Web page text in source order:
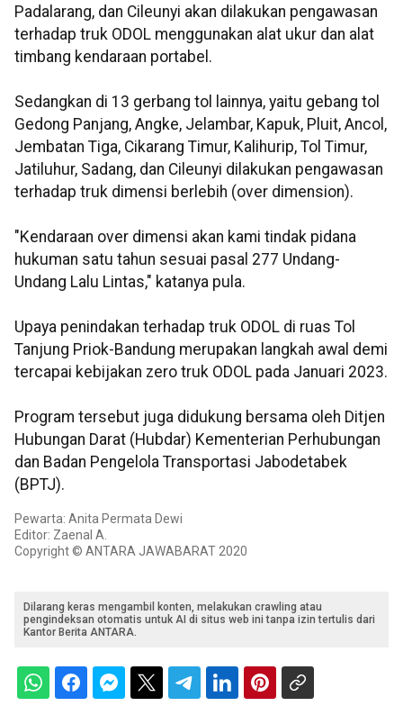
Padalarang, dan Cileunyi akan dilakukan pengawasan
terhadap truk ODOL menggunakan alat ukur dan alat
timbang kendaraan portabel.
Sedangkan di 13 gerbang tol lainnya, yaitu gebang tol
Gedong Panjang, Angke, Jelambar, Kapuk, Pluit, Ancol,
Jembatan Tiga, Cikarang Timur, Kalihurip, Tol Timur,
Jatiluhur, Sadang, dan Cileunyi dilakukan pengawasan
terhadap truk dimensi berlebih (over dimension).
"Kendaraan over dimensi akan kami tindak pidana
hukuman satu tahun sesuai pasal 277 Undang-
Undang Lalu Lintas," katanya pula.
Upaya penindakan terhadap truk ODOL di ruas Tol
Tanjung Priok-Bandung merupakan langkah awal demi
tercapai kebijakan zero truk ODOL pada Januari 2023.
Program tersebut juga didukung bersama oleh Ditjen
Hubungan Darat (Hubdar) Kementerian Perhubungan
dan Badan Pengelola Transportasi Jabodetabek
(BPTJ).
Pewarta: Anita Permata Dewi
Editor: Zaenal A.
Copyright © ANTARA JAWABARAT 2020
Dilarang keras mengambil konten, melakukan crawling atau
pengindeksan otomatis untuk AI di situs web ini tanpa izin tertulis dari
Kantor Berita ANTARA.